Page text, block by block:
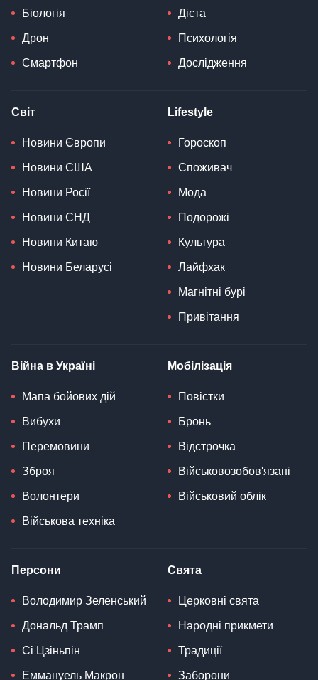
Біологія
Дрон
Смартфон
Дієта
Психологія
Дослідження
Світ
Новини Європи
Новини США
Новини Росії
Новини СНД
Новини Китаю
Новини Беларусі
Lifestyle
Гороскоп
Споживач
Мода
Подорожі
Культура
Лайфхак
Магнітні бурі
Привітання
Війна в Україні
Мапа бойових дій
Вибухи
Перемовини
Зброя
Волонтери
Військова техніка
Мобілізація
Повістки
Бронь
Відстрочка
Військовозобов'язані
Військовий облік
Персони
Володимир Зеленський
Дональд Трамп
Сі Цзіньпін
Еммануель Макрон
Свята
Церковні свята
Народні прикмети
Традиції
Заборони